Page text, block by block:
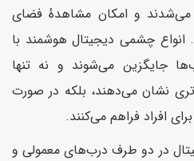
و امکان مشاهدهٔ فضای
چشمی دیجیتال هوشمند با
جایگزین می‌شوند و نه تنها
نشان می‌دهند، بلکه در صورت
افراد فراهم می‌کنند.
در دو طرف درب‌های معمولی و